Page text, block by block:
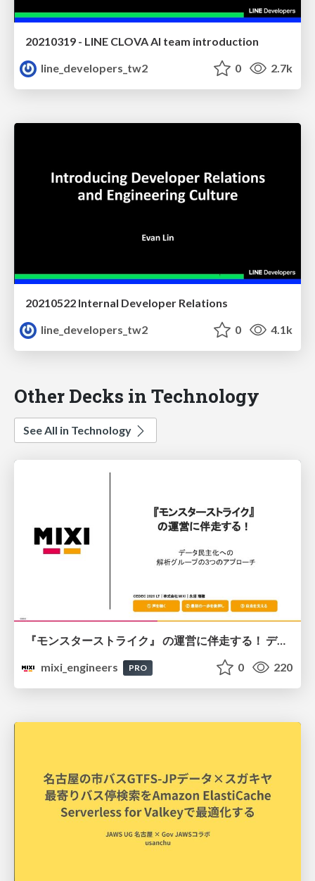
20210319 - LINE CLOVA AI team introduction
line_developers_tw2
0 2.7k
20210522 Internal Developer Relations
line_developers_tw2
0 4.1k
Other Decks in Technology
See All in Technology
『モンスターストライク』 の運営に伴走する！ データ民主化への 解析グループの3つのアプローチ
mixi_engineers
PRO 0 220